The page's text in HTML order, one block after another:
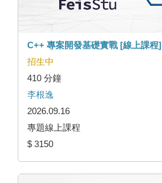
C++ 專案開發基礎實戰 [線上課程]
招生中
410 分鐘
李根逸
2026.09.16
專題線上課程
$ 3150